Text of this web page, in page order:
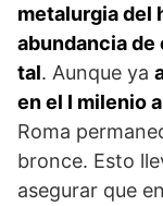
metalurgia del
abundancia
tal. Aunque ya
en el I milenio
Roma
bronce. Esto
asegurar que